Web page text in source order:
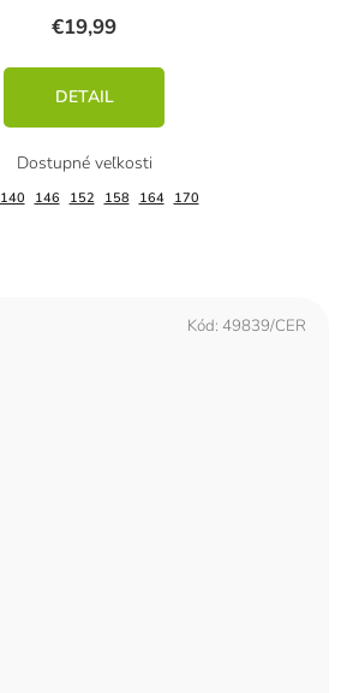
€19,99
DETAIL
140 146 152 158 164 170
Kód: 49839/CER